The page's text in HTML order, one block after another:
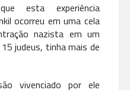
esta experiência
ocorreu em uma cela
nazista em um
judeus, tinha mais de
vivenciado por ele